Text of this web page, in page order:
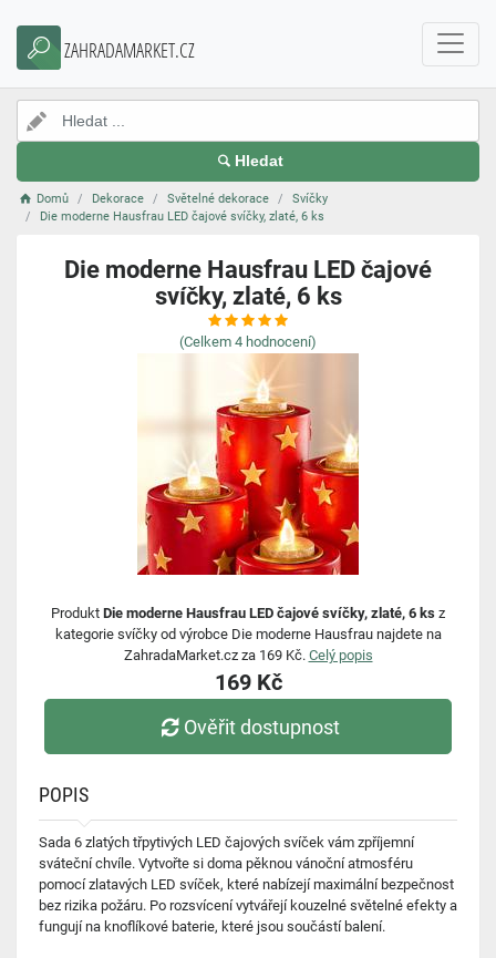
ZAHRADAMARKET.CZ
Hledat
Domů Dekorace Světelné dekorace
Svíčky
Die moderne Hausfrau LED čajové svíčky, zlaté, 6 ks
Die moderne Hausfrau LED čajové
svíčky, zlaté, 6 ks
(Celkem 4 hodnocení)
Produkt Die moderne Hausfrau LED čajové svíčky, zlaté, 6 ks z
kategorie svíčky od výrobce Die moderne Hausfrau najdete na
ZahradaMarket.cz za 169 Kč. Celý popis
169 Kč
Ověřit dostupnost
POPIS
Sada 6 zlatých třpytivých LED čajových svíček vám zpříjemní
sváteční chvíle. Vytvořte si doma pěknou vánoční atmosféru
pomocí zlatavých LED svíček, které nabízejí maximální bezpečnost
bez rizika požáru. Po rozsvícení vytvářejí kouzelné světelné efekty a
fungují na knoflíkové baterie, které jsou součástí balení.